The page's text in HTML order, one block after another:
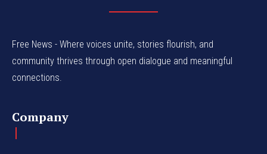
Free News - Where voices unite, stories flourish, and
community thrives through open dialogue and meaningful
connections.
Company